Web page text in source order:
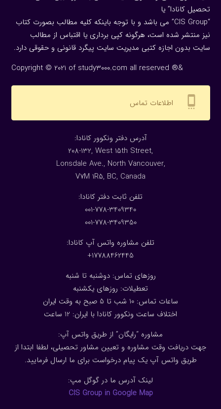
تحصیل کانادا” یا
“CIS Group” می باشد و با توجه باینکه کلیه مطالب بصورت کتاب
نیز منتشر شده است، هرگونه كپی برداری یا اقتباس از مطالب
سایت بدون اجازه كتبی مدیریت سایت پیگرد قانونی و حقوقی دارد.
Copyright © 2021 of study3000.com all reserved ®&
settings_cell اطلاعات تماس
:آدرس دفتر ونکوور کانادا
208-132, West 15th Street,
Lonsdale Ave., North Vancouver,
V7M 1R5, BC, Canada
:تلفن ثابت دفتر کانادا
001-778-3409340
001-778-3409350
تلفن مشاوره واتس آپ کانادا:
17788462445+
روزهای تماس: دوشنبه تا شنبه
تعطیلات: روزهای یکشنبه
ساعات تماس: 10 شب تا 5 صبح به وقت ایران
اختلاف ساعت ونکوور کانادا با ایران: 1 2 ساعت
مشاوره “رایگان” از طریق واتس آپ:
جهت دریافت وقت مشاوره و تعیین مشاور تحصیلی، لطفا ابتدا از
طریق واتس آپ یک پیام درخواست برای ما ارسال فرمایید.
لینک آدرس ما در گوگل مپ:
CIS Group in Google Map